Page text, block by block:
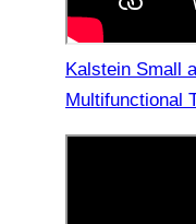
Kalstein Small
Multifunctional